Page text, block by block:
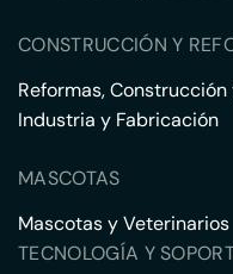
CONSTRUCCIÓN Y
Reformas,
Industria y Fabricación
MASCOTAS
Mascotas y Veterinarios
TECNOLOGÍA Y